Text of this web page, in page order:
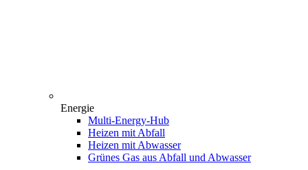
Energie
Multi-Energy-Hub
Heizen mit Abfall
Heizen mit Abwasser
Grünes Gas aus Abfall und Abwasser